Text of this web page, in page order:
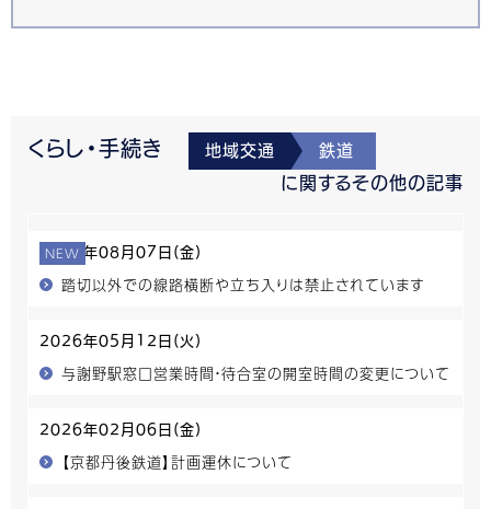
くらし・手続き 地域交通 鉄道
に関するその他の記事
2026年08月07日(金)
踏切以外での線路横断や立ち入りは禁止されています
NEW
2026年05月12日(火)
与謝野駅窓口営業時間・待合室の開室時間の変更について
2026年02月06日(金)
【京都丹後鉄道】計画運休について